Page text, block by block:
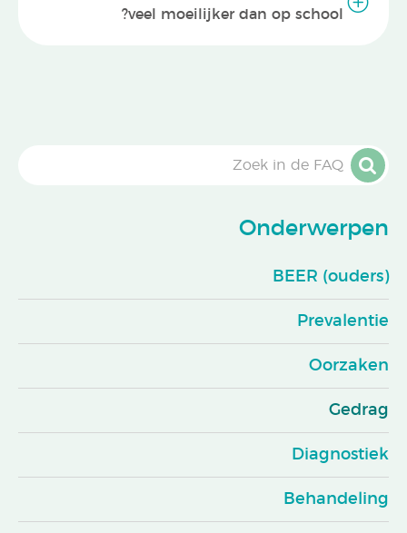
veel moeilijker dan op school?
Onderwerpen
BEER (ouders)
Prevalentie
Oorzaken
Gedrag
Diagnostiek
Behandeling